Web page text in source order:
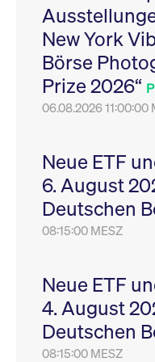
New York
Börse
Prize 2026“
06.08.2026 11:00:00
Neue ETF
6. August
Deutschen
08:15:00 MESZ
Neue ETF
4. August
Deutschen
08:15:00 MESZ
VISITOR_PRIVACY_METADATA